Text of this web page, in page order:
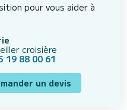
pour vous aider à
croisière
19 88 00 61
un devis